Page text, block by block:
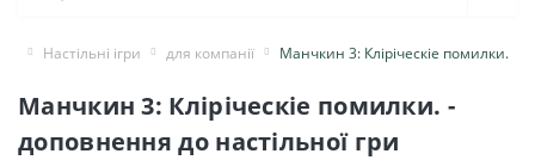
Настільні ігри для компанії Манчкин 3: Кліріческіе помилки.
Манчкин 3: Кліріческіе помилки. -
доповнення до настільної гри